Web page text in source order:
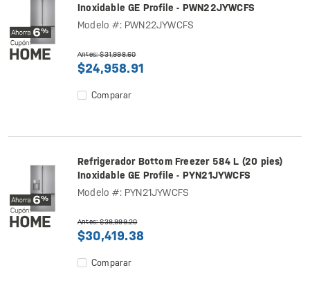
Inoxidable GE Profile - PWN22JYWCFS
Modelo #: PWN22JYWCFS
Antes: $31,998.60
$24,958.91
Comparar
Refrigerador Bottom Freezer 584 L (20 pies)
Inoxidable GE Profile - PYN21JYWCFS
Modelo #: PYN21JYWCFS
Antes: $38,999.20
$30,419.38
Comparar